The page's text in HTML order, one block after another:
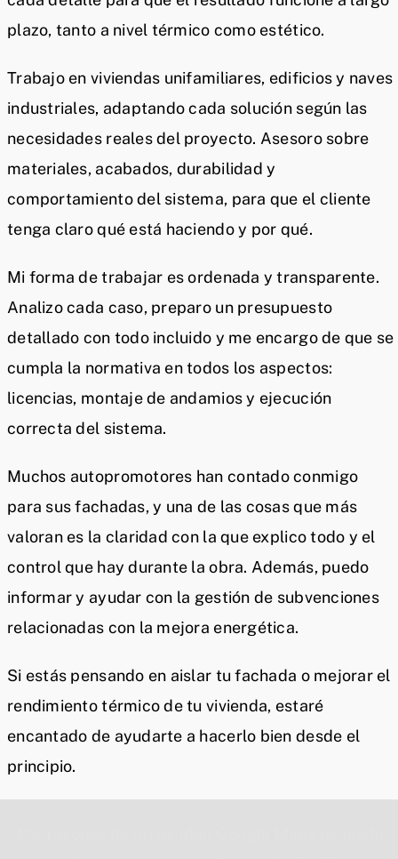
plazo, tanto a nivel térmico como estético.
Trabajo en viviendas unifamiliares, edificios y naves
industriales, adaptando cada solución según las
necesidades reales del proyecto. Asesoro sobre
materiales, acabados, durabilidad y
comportamiento del sistema, para que el cliente
tenga claro qué está haciendo y por qué.
Mi forma de trabajar es ordenada y transparente.
Analizo cada caso, preparo un presupuesto
detallado con todo incluido y me encargo de que se
cumpla la normativa en todos los aspectos:
licencias, montaje de andamios y ejecución
correcta del sistema.
Muchos autopromotores han contado conmigo
para sus fachadas, y una de las cosas que más
valoran es la claridad con la que explico todo y el
control que hay durante la obra. Además, puedo
informar y ayudar con la gestión de subvenciones
relacionadas con la mejora energética.
Si estás pensando en aislar tu fachada o mejorar el
rendimiento térmico de tu vivienda, estaré
encantado de ayudarte a hacerlo bien desde el
principio.